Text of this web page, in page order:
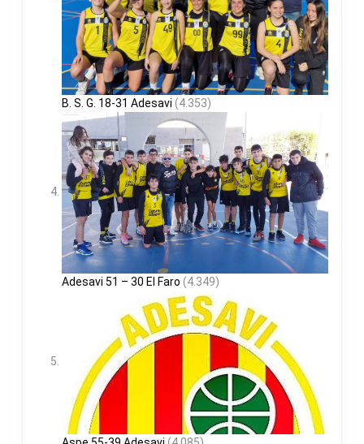
B. S. G. 18-31 Adesavi (4.353)
Adesavi 51 – 30 El Faro (4.349)